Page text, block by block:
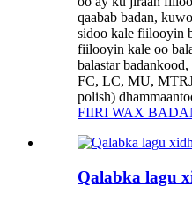
qaabab badan,
sidoo kale fiilooyin
fiilooyin kale oo
balastar
FC, LC, MU,
polish)
FIIRI WAX
Qalabka lagu